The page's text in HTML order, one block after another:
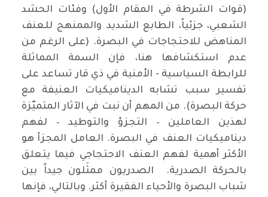
(قوات الشرطة في المقام الأول) وفئات الحشد
الشعبي، جزئياً، الطابع الشديد والممنهج للعنف
المناهض للاحتجاجات في البصرة. (على الرغم من
عدم استكشافها هنا، فإن السمة المماثلة
للرابطة السياسية - الأمنية في ذي قار تساعد على
تفسير سبب تشابه الديناميكيات العنيفة مع
حركة البصرة). من المهم أن نبت في الآثار المتميّزة
لهذين العاملين – التجزؤ والتوطيد – لفهم
ديناميكيات العنف في البصرة. العامل المجزأ هو
الأكثر أهمية لفهم العنف الاحتجاجي فيما يتعلق
بالحركة الصدرية. الصدريون ممثَلون جيداً بين
شباب البصرة والأحياء الفقيرة أكثر. وبالتالي، فإنها